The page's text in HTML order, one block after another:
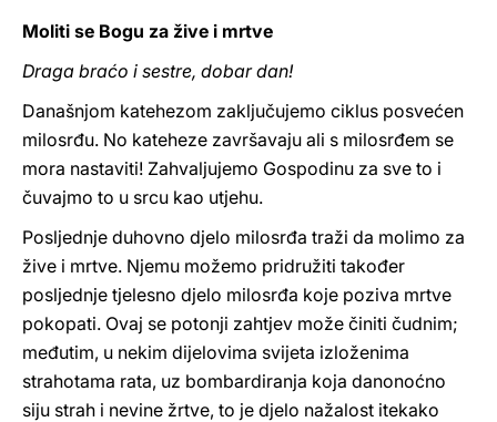
Moliti se Bogu za žive i mrtve
Draga braćo i sestre, dobar dan!
Današnjom katehezom zaključujemo ciklus posvećen
milosrđu. No kateheze završavaju ali s milosrđem se
mora nastaviti! Zahvaljujemo Gospodinu za sve to i
čuvajmo to u srcu kao utjehu.
Posljednje duhovno djelo milosrđa traži da molimo za
žive i mrtve. Njemu možemo pridružiti također
posljednje tjelesno djelo milosrđa koje poziva mrtve
pokopati. Ovaj se potonji zahtjev može činiti čudnim;
međutim, u nekim dijelovima svijeta izloženima
strahotama rata, uz bombardiranja koja danonoćno
siju strah i nevine žrtve, to je djelo nažalost itekako